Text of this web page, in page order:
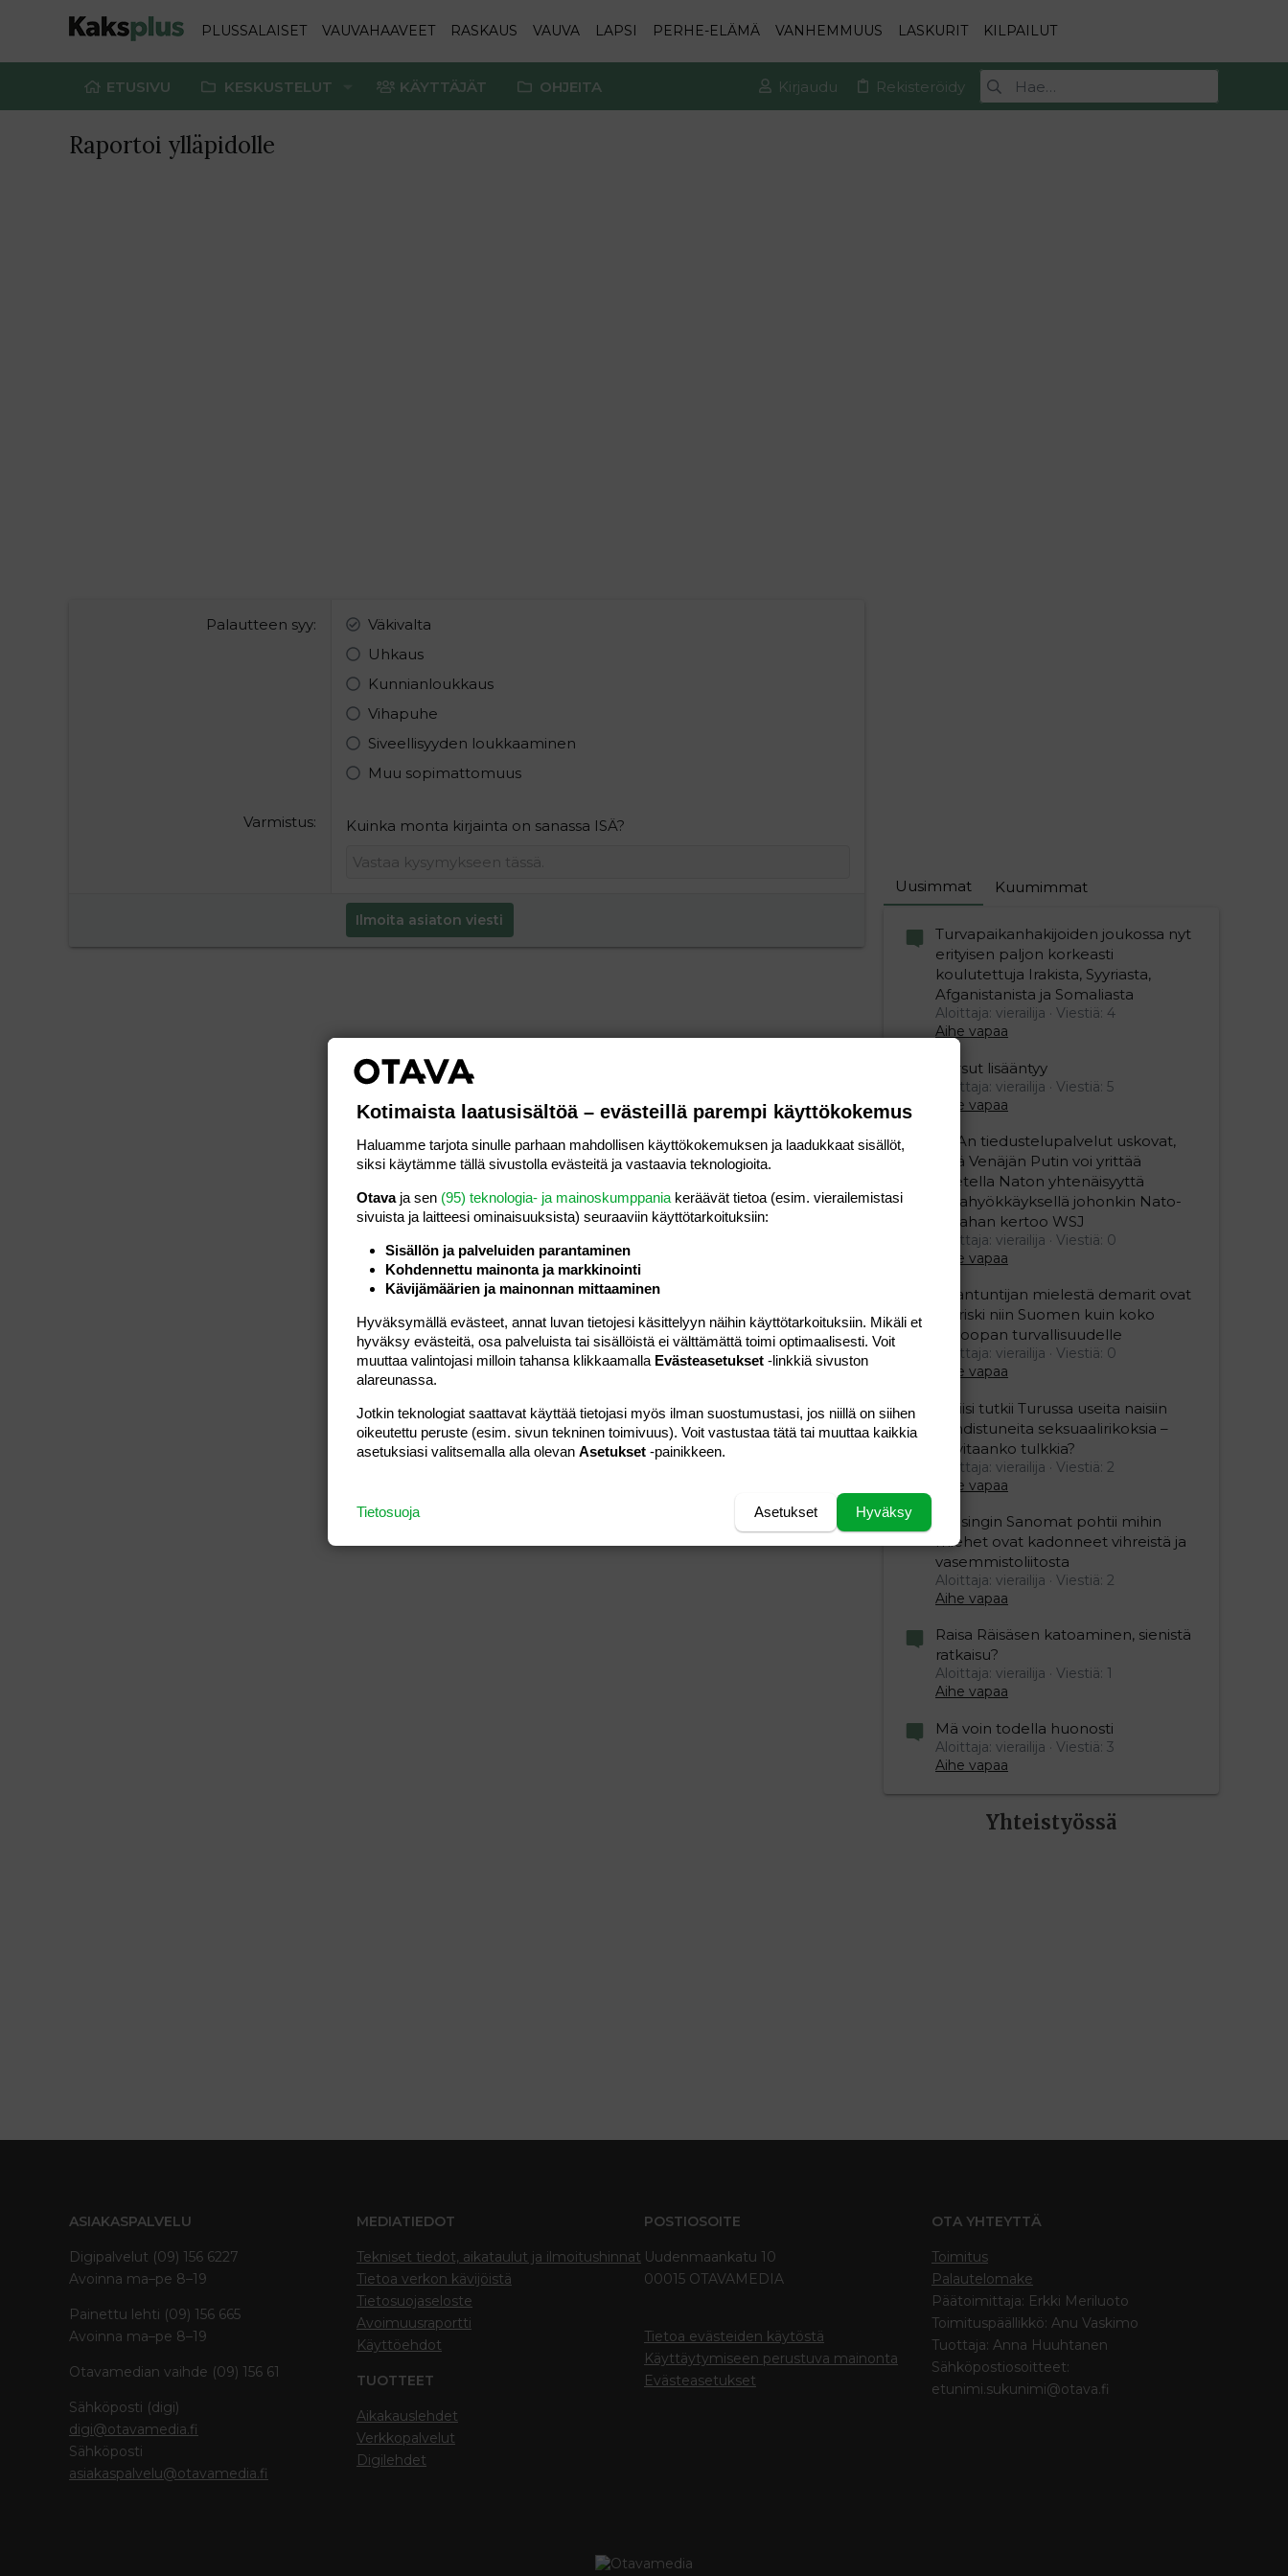
PLUSSALAISET VAUVAHAAVEET RASKAUS VAUVA LAPSI PERHE-ELÄMÄ VANHEMMUUS LASKURIT KILPAILUT
ETUSIVU KESKUSTELUT KÄYTTÄJÄT OHJEITA Kirjaudu Rekisteröidy
Raportoi ylläpidolle
Palautteen syy
Väkivalta
Uhkaus
Kunnianloukkaus
Vihapuhe
Siveellisyyden loukkaaminen
Muu sopimattomuus
Varmistus Kuinka monta kirjainta on sanassa ISÄ?
Ilmoita asiaton viesti
Uusimmat Kuumimmat
Turvapaikanhakijoiden joukossa nyt
erityisen paljon korkeasti
koulutettuja Irakista, Syyriasta,
Afganistanista ja Somaliasta
Aloittaja: vierailija
Viestiä: 4
Aihe vapaa
Persut lisääntyy
Aloittaja: vierailija
Viestiä: 5
Aihe vapaa
USAn tiedustelupalvelut uskovat,
että Venäjän Putin voi yrittää
koetella Naton yhtenäisyyttä
maahyökkäyksellä johonkin Nato-
maahan kertoo WSJ
Aloittaja: vierailija
Viestiä: 0
Aihe vapaa
Asiantuntijan mielestä demarit ovat
iso riski niin Suomen kuin koko
Euroopan turvallisuudelle
Aloittaja: vierailija
Viestiä: 0
Aihe vapaa
Poliisi tutkii Turussa useita naisiin
kohdistuneita seksuaalirikoksia –
tarvitaanko tulkkia?
Aloittaja: vierailija
Viestiä: 2
Aihe vapaa
Helsingin Sanomat pohtii mihin
miehet ovat kadonneet vihreistä ja
vasemmistoliitosta
Aloittaja: vierailija
Viestiä: 2
Aihe vapaa
Raisa Räisäsen katoaminen, sienistä
ratkaisu?
Aloittaja: vierailija
Viestiä: 1
Aihe vapaa
Mä voin todella huonosti
Aloittaja: vierailija
Viestiä: 3
Aihe vapaa
Yhteistyössä
ASIAKASPALVELU
Digipalvelut (09) 156 6227
Avoinna ma–pe 8–19
Painettu lehti (09) 156 665
Avoinna ma–pe 8–19
Otavamedian vaihde (09) 156 61
Sähköposti (digi)
digi@otavamedia.fi
Sähköposti
asiakaspalvelu@otavamedia.fi
MEDIATIEDOT
Tekniset tiedot, aikataulut ja ilmoitushinnat
Tietoa verkon kävijöistä
Tietosuojaseloste
Avoimuusraportti
Käyttöehdot
TUOTTEET
Aikakauslehdet
Verkkopalvelut
Digilehdet
POSTIOSOITE
Uudenmaankatu 10
00015 OTAVAMEDIA
Tietoa evästeiden käytöstä
Käyttäytymiseen perustuva mainonta
Evästeasetukset
OTA YHTEYTTÄ
Toimitus
Palautelomake
Päätoimittaja: Erkki Meriluoto
Toimituspäällikkö: Anu Vaskimo
Tuottaja: Anna Huuhtanen
Sähköpostiosoitteet:
etunimi.sukunimi@otava.fi
Kotimaista laatusisältöä – evästeillä parempi käyttökokemus
Haluamme tarjota sinulle parhaan mahdollisen käyttökokemuksen ja laadukkaat sisällöt,
siksi käytämme tällä sivustolla evästeitä ja vastaavia teknologioita.
Otavaja sen (95) teknologia- ja mainoskumppania keräävät tietoa (esim. vierailemis­tasi
sivuista ja laitteesi ominaisuuk­sista) seuraaviin käyttötarkoituksiin:
Sisällön ja palveluiden parantaminen
Kohdennettu mainonta ja markkinointi
Kävijämäärien ja mainonnan mittaaminen
Hyväksymällä evästeet, annat luvan tietojesi käsittelyyn näihin käyttötarkoituksiin. Mikäli et
hyväksy evästeitä, osa palveluista tai sisällöistä ei välttämättä toimi optimaalisesti. Voit
muuttaa valintojasi milloin tahansa klikkaamalla Evästeasetukset -linkkiä sivuston
alareunassa.
Jotkin teknologiat saattavat käyttää tietojasi myös ilman suostumustasi, jos niillä on siihen
oikeutettu peruste (esim. sivun tekninen toimivuus). Voit vastustaa tätä tai muuttaa kaikkia
asetuksiasi valitsemalla alla olevan Asetukset -painikkeen.
Hyväksy
Asetukset
Tietosuoja